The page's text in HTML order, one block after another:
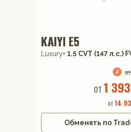
KAIYI E5
Luxury+ 1.5 CVT (147 л.с.)
от1
от14
Обменять по